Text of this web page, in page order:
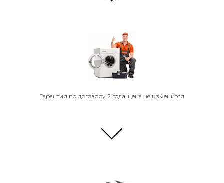
Гарантия по договору 2 года, цена не изменится